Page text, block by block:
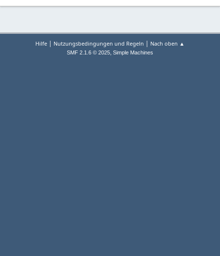
Hilfe | Nutzungsbedingungen und Regeln | Nach oben ▲
SMF 2.1.6 © 2025, Simple Machines